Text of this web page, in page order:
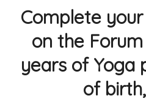
Complete
on the
years of Yoga
of